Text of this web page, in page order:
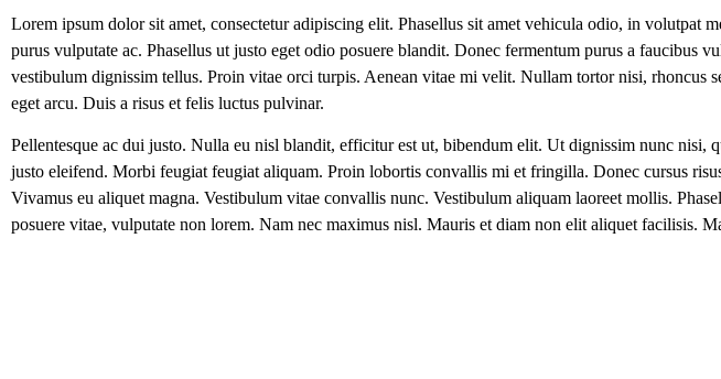
Lorem ipsum dolor sit amet, consectetur adipiscing elit. Phasellus sit amet vehicula odio, in volutpat
purus vulputate ac. Phasellus ut justo eget odio posuere blandit. Donec fermentum purus a
vestibulum dignissim tellus. Proin vitae orci turpis. Aenean vitae mi velit. Nullam tortor nisi, rhoncus
eget arcu. Duis a risus et felis luctus pulvinar.
Pellentesque ac dui justo. Nulla eu nisl blandit, efficitur est ut, bibendum elit. Ut dignissim nunc nisi,
justo eleifend. Morbi feugiat feugiat aliquam. Proin lobortis convallis mi et fringilla. Donec cursus
Vivamus eu aliquet magna. Vestibulum vitae convallis nunc. Vestibulum aliquam laoreet mollis.
posuere vitae, vulputate non lorem. Nam nec maximus nisl. Mauris et diam non elit aliquet facilisis.